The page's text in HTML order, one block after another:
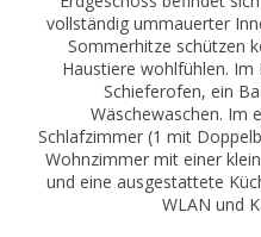
vollständig ummauerter
Sommerhitze schützen
Haustiere wohlfühlen.
Schieferofen, ein
Wäschewaschen. Im
Schlafzimmer (1 mit
Wohnzimmer mit einer
und eine ausgestattete
WLAN und